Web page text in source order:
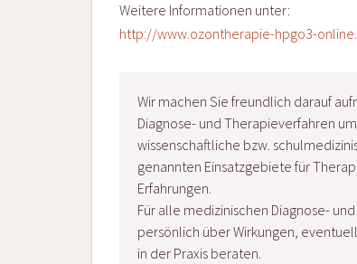
Weitere Informationen unter:
http://www.ozontherapie-hpgo3-
Wir machen Sie freundlich darauf
Diagnose- und Therapieverfahren
wissenschaftliche bzw.
genannten Einsatzgebiete für
Erfahrungen.
Für alle medizinischen Diagnose-
persönlich über Wirkungen,
in der Praxis beraten.